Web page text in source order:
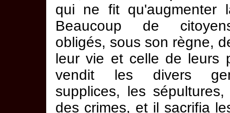
qui ne fit qu'augmenter
Beaucoup de
obligés, sous son règne,
leur vie et celle de leurs
vendit les divers
supplices, les sépultures,
des crimes, et il sacrifia